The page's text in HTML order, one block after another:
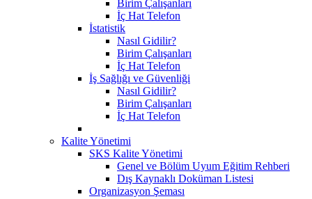
Birim Çalışanları
İç Hat Telefon
İstatistik
Nasıl Gidilir?
Birim Çalışanları
İç Hat Telefon
İş Sağlığı ve Güvenliği
Nasıl Gidilir?
Birim Çalışanları
İç Hat Telefon
Kalite Yönetimi
SKS Kalite Yönetimi
Genel ve Bölüm Uyum Eğitim Rehberi
Dış Kaynaklı Doküman Listesi
Organizasyon Şeması